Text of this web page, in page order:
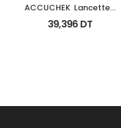
ACCUCHEK  Lancettes
B/200 (Prochidia)
39,396DT